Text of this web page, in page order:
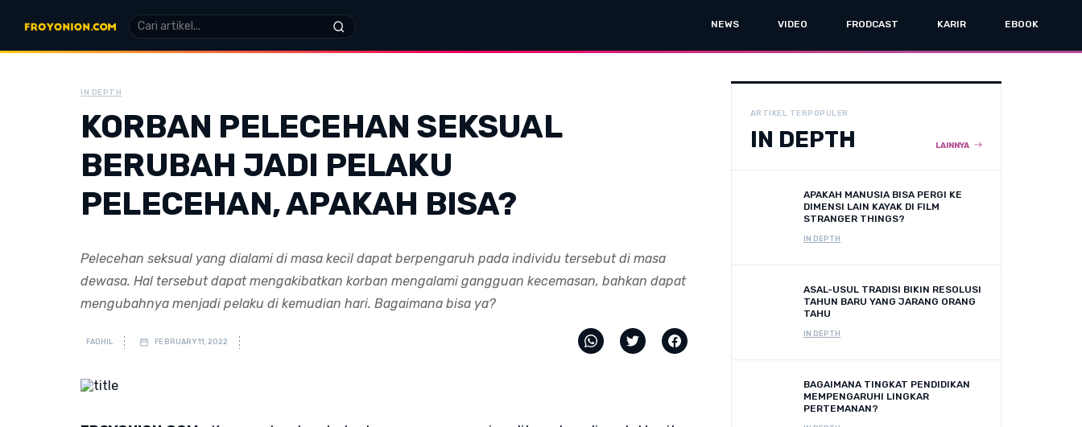
NEWS VIDEO FRODCAST KARIR EBOOK
IN DEPTH
KORBAN PELECEHAN SEKSUAL
BERUBAH JADI PELAKU
PELECEHAN, APAKAH BISA?
Pelecehan seksual yang dialami di masa kecil dapat berpengaruh pada individu tersebut di masa
dewasa. Hal tersebut dapat mengakibatkan korban mengalami gangguan kecemasan, bahkan dapat
mengubahnya menjadi pelaku di kemudian hari. Bagaimana bisa ya?
FADHIL FEBRUARY 11, 2022
ARTIKEL TERPOPULER
IN DEPTH LAINNYA
APAKAH MANUSIA BISA PERGI KE
DIMENSI LAIN KAYAK DI FILM
STRANGER THINGS?
IN DEPTH
ASAL-USUL TRADISI BIKIN RESOLUSI
TAHUN BARU YANG JARANG ORANG
TAHU
IN DEPTH
BAGAIMANA TINGKAT PENDIDIKAN
MEMPENGARUHI LINGKAR
PERTEMANAN?